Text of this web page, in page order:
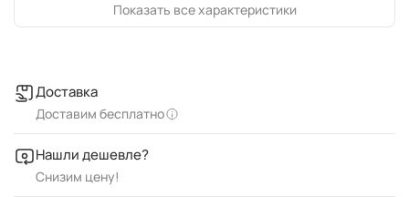
Показать все характеристики
Доставка
Доставим бесплатно
Нашли дешевле?
Снизим цену!